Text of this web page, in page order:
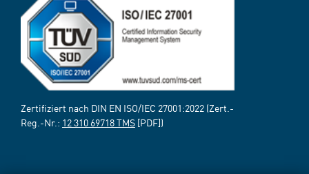
Zertifiziert nach DIN EN ISO/IEC 27001:2022 (Zert.-
Reg.-Nr.: 12 310 69718 TMS [PDF])